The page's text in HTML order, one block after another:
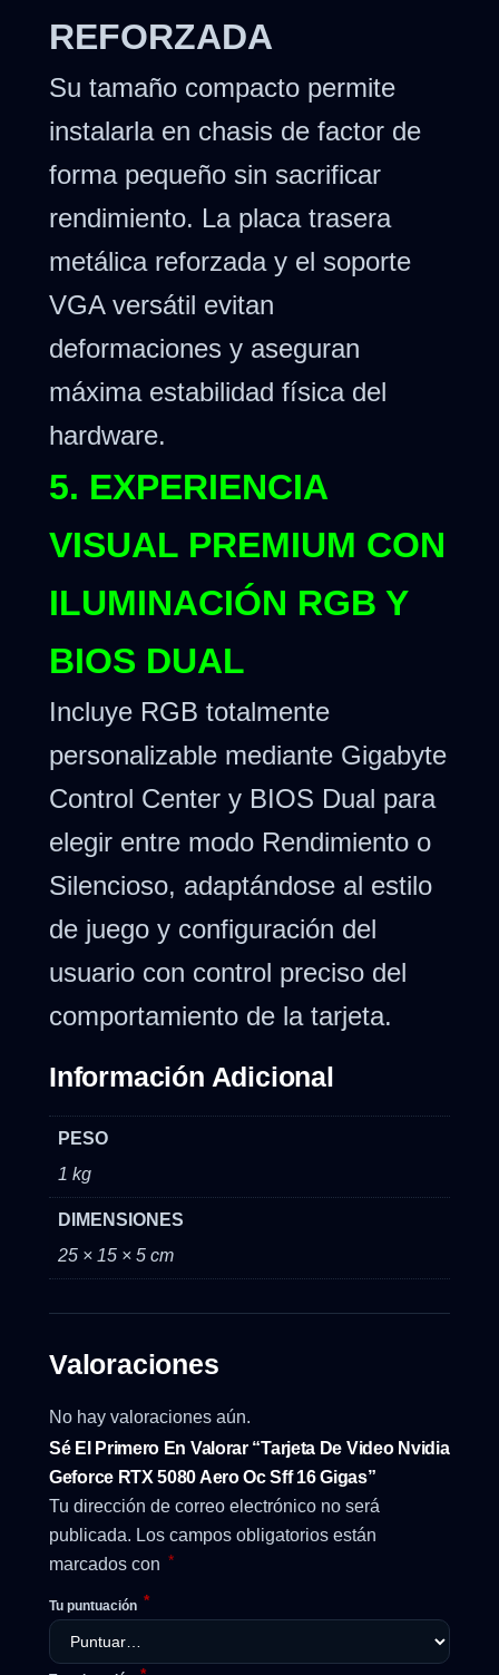
REFORZADA
Su tamaño compacto permite
instalarla en chasis de factor de
forma pequeño sin sacrificar
rendimiento. La placa trasera
metálica reforzada y el soporte
VGA versátil evitan
deformaciones y aseguran
máxima estabilidad física del
hardware.
5. EXPERIENCIA
VISUAL PREMIUM CON
ILUMINACIÓN RGB Y
BIOS DUAL
Incluye RGB totalmente
personalizable mediante Gigabyte
Control Center y BIOS Dual para
elegir entre modo Rendimiento o
Silencioso, adaptándose al estilo
de juego y configuración del
usuario con control preciso del
comportamiento de la tarjeta.
Información Adicional
PESO
1 kg
DIMENSIONES
25 × 15 × 5 cm
Valoraciones
No hay valoraciones aún.
Sé El Primero En Valorar “Tarjeta De Video Nvidia
Geforce RTX 5080 Aero Oc Sff 16 Gigas”
Tu dirección de correo electrónico no será
publicada. Los campos obligatorios están
marcados con *
Tu puntuación *